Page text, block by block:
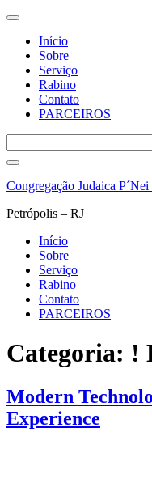
Início
Sobre
Serviço
Rabino
Contato
PARCEIROS
por:
Pular
o
Congregação Judaica
Petrópolis – RJ
Início
Sobre
Serviço
Rabino
Contato
PARCEIROS
Categoria: !
Modern
Experience